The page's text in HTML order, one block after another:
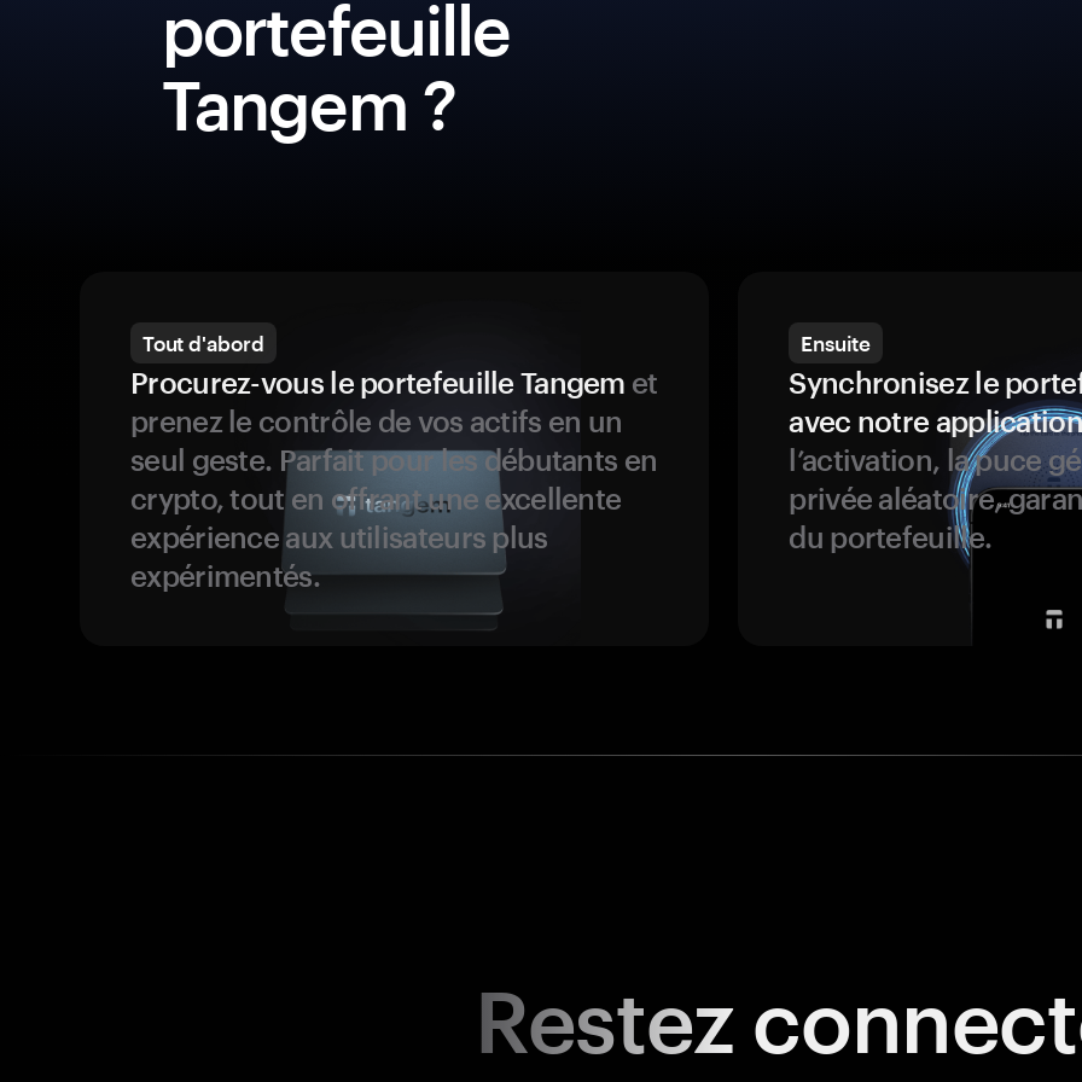
portefeuille
Tangem ?
Tout d'abord
Procurez-vous le portefeuille Tangem et
prenez le contrôle de vos actifs en un
seul geste. Parfait pour les débutants en
crypto, tout en offrant une excellente
expérience aux utilisateurs plus
expérimentés.
Ensuite
Synchronisez le
avec notre
l’activation, la puce
privée aléatoire,
du portefeuille.
Restez